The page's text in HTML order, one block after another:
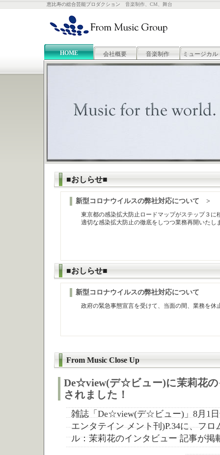
恵比寿の総合芸能プロダクション 音楽制作、CM、舞台
HOME 会社概要 音楽制作 ミュージカル
■おしらせ■
新型コロナウイルスの弊社対応について >
東京都の感染拡大防止ロードマップがステップ３に
適切な感染拡大防止の徹底をしつつ業務再開いた
■おしらせ■
新型コロナウイルスの弊社対応について
政府の緊急事態宣言を受けて、当面の間、業務を休
From Music Close Up
De☆view(デ☆ビュー)に茉莉花
されました！
雑誌「De☆view(デ☆ビュー)」8月1
エンタテイン メント刊)P.34に、フ
ル：茉莉花のインタビュー 記事が掲